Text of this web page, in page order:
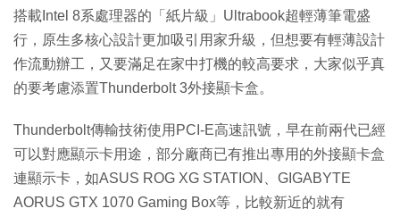
搭載Intel 8系處理器的「紙片級」Ultrabook超輕薄筆電盛
行，原生多核心設計更加吸引用家升級，但想要有輕薄設計
作流動辦工，又要滿足在家中打機的較高要求，大家似乎真
的要考慮添置Thunderbolt 3外接顯卡盒。
Thunderbolt傳輸技術使用PCI-E高速訊號，早在前兩代已經
可以對應顯示卡用途，部分廠商已有推出專用的外接顯卡盒
連顯示卡，如ASUS ROG XG STATION、GIGABYTE
AORUS GTX 1070 Gaming Box等，比較新近的就有